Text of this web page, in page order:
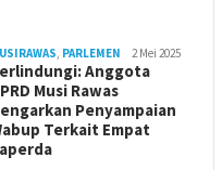
, PARLEMEN 2 Mei 2025
Anggota
Musi Rawas
Penyampaian
Terkait Empat